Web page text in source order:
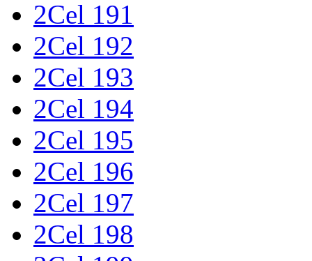
2Cel 191
2Cel 192
2Cel 193
2Cel 194
2Cel 195
2Cel 196
2Cel 197
2Cel 198